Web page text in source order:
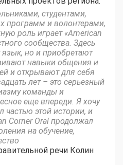
студентами,
программ и волонтерами,
роль играет «American
сообщества. Здесь
но и приобретают
навыки общения и
и открывают для себя
лет – это серьезный
команды и
еще впереди. Я хочу
частью этой истории, и
Corner Oral продолжал
на обучение,
речи Колин